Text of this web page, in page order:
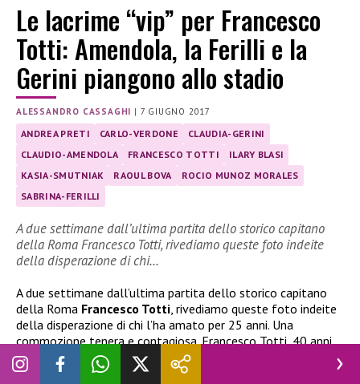
Le lacrime “vip” per Francesco
Totti: Amendola, la Ferilli e la
Gerini piangono allo stadio
ALESSANDRO CASSAGHI | 7 GIUGNO 2017
ANDREA PRETI CARLO-VERDONE
CLAUDIA-GERINI
CLAUDIO-AMENDOLA
FRANCESCO TOTTI
ILARY BLASI
KASIA-SMUTNIAK
RAOUL BOVA
ROCIO MUNOZ MORALES
SABRINA-FERILLI
A due settimane dall’ultima partita dello storico capitano
della Roma Francesco Totti, rivediamo queste foto indeite
della disperazione di chi…
A due settimane dall’ultima partita dello storico capitano
della Roma Francesco Totti, rivediamo queste foto indeite
della disperazione di chi l’ha amato per 25 anni. Una
commozione tenera e contagiosa. Francesco Totti, 40 anni,
ha appena giocato la sua ultima partita in giallorosso (e ha
salutato il pubblico assieme alla moglie
, 36 anni,